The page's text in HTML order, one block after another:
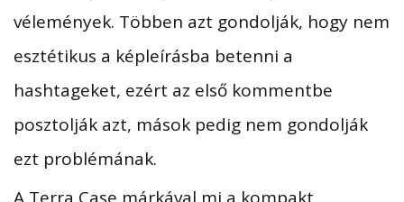
vélemények. Többen azt gondolják, hogy nem
esztétikus a képleírásba betenni a
hashtageket, ezért az első kommentbe
posztolják azt, mások pedig nem gondolják
ezt problémának.
A Terra Case márkával mi a kompakt